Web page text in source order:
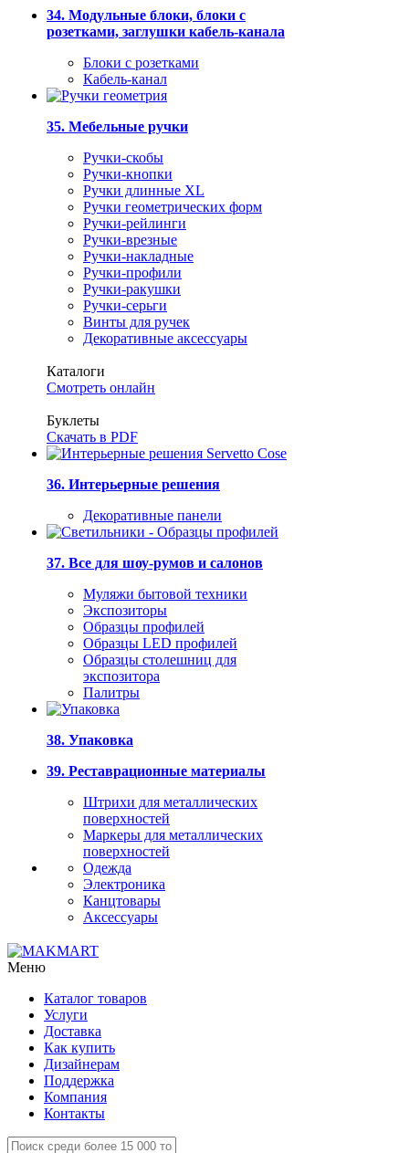
34. Модульные блоки, блоки с
розетками, заглушки кабель-канала
Блоки с розетками
Кабель-канал
35. Мебельные ручки
Ручки-скобы
Ручки-кнопки
Ручки длинные XL
Ручки геометрических форм
Ручки-рейлинги
Ручки-врезные
Ручки-накладные
Ручки-профили
Ручки-ракушки
Ручки-серьги
Винты для ручек
Декоративные аксессуары
Каталоги
Смотреть онлайн
Буклеты
Скачать в PDF
36. Интерьерные решения
Декоративные панели
37. Все для шоу-румов и салонов
Муляжи бытовой техники
Экспозиторы
Образцы профилей
Образцы LED профилей
Образцы столешниц для
экспозитора
Палитры
38. Упаковка
39. Реставрационные материалы
Штрихи для металлических
поверхностей
Маркеры для металлических
поверхностей
Одежда
Электроника
Канцтовары
Аксессуары
Меню
Каталог товаров
Услуги
Доставка
Как купить
Дизайнерам
Поддержка
Компания
Контакты